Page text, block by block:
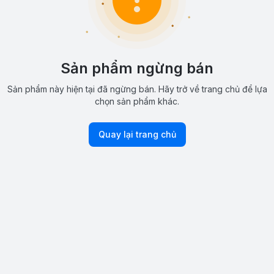
Sản phẩm ngừng bán
Sản phẩm này hiện tại đã ngừng bán. Hãy trở về trang chủ để lựa
chọn sản phẩm khác.
Quay lại trang chủ